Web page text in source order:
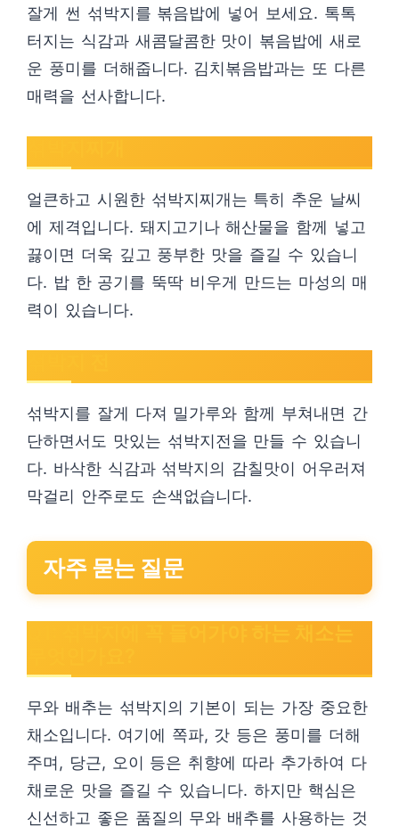
잘게 썬 섞박지를 볶음밥에 넣어 보세요. 톡톡
터지는 식감과 새콤달콤한 맛이 볶음밥에 새로
운 풍미를 더해줍니다. 김치볶음밥과는 또 다른
매력을 선사합니다.
얼큰하고 시원한 섞박지찌개는 특히 추운 날씨
에 제격입니다. 돼지고기나 해산물을 함께 넣고
끓이면 더욱 깊고 풍부한 맛을 즐길 수 있습니
다. 밥 한 공기를 뚝딱 비우게 만드는 마성의 매
력이 있습니다.
섞박지를 잘게 다져 밀가루와 함께 부쳐내면 간
단하면서도 맛있는 섞박지전을 만들 수 있습니
다. 바삭한 식감과 섞박지의 감칠맛이 어우러져
막걸리 안주로도 손색없습니다.
자주 묻는 질문
무와 배추는 섞박지의 기본이 되는 가장 중요한
채소입니다. 여기에 쪽파, 갓 등은 풍미를 더해
주며, 당근, 오이 등은 취향에 따라 추가하여 다
채로운 맛을 즐길 수 있습니다. 하지만 핵심은
신선하고 좋은 품질의 무와 배추를 사용하는 것